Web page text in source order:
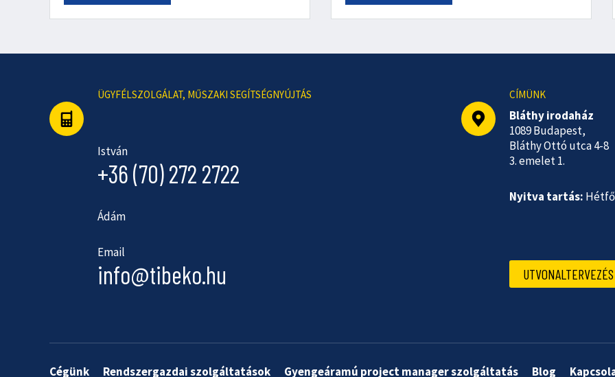
ÜGYFÉLSZOLGÁLAT, MŰSZAKI SEGÍTSÉGNYÚJTÁS
István
+36 (70) 272 2722
Ádám
Email
info@tibeko.hu
CÍMÜNK
Bláthy irodaház
1089 Budapest,
Bláthy Ottó utca 4-8
3. emelet 1.
Nyitva tartás:
Cégünk Rendszergazdai szolgáltatások Gyengeáramú project manager szolgáltatás Blog